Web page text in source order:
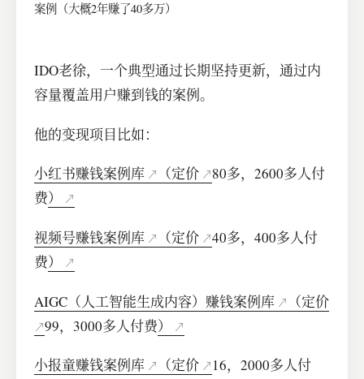
案例（大概2年赚了40多万）
IDO老徐，一个典型通过长期坚持更新，通过内
容量覆盖用户赚到钱的案例。
他的变现项目比如：
小红书赚钱案例库 （定价
80多，2600多人付
费）
视频号赚钱案例库 （定价
40多，400多人付
费）
AIGC（人工智能生成内容）赚钱案例库
（定价
99，3000多人付费）
小报童赚钱案例库 （定价
16，2000多人付